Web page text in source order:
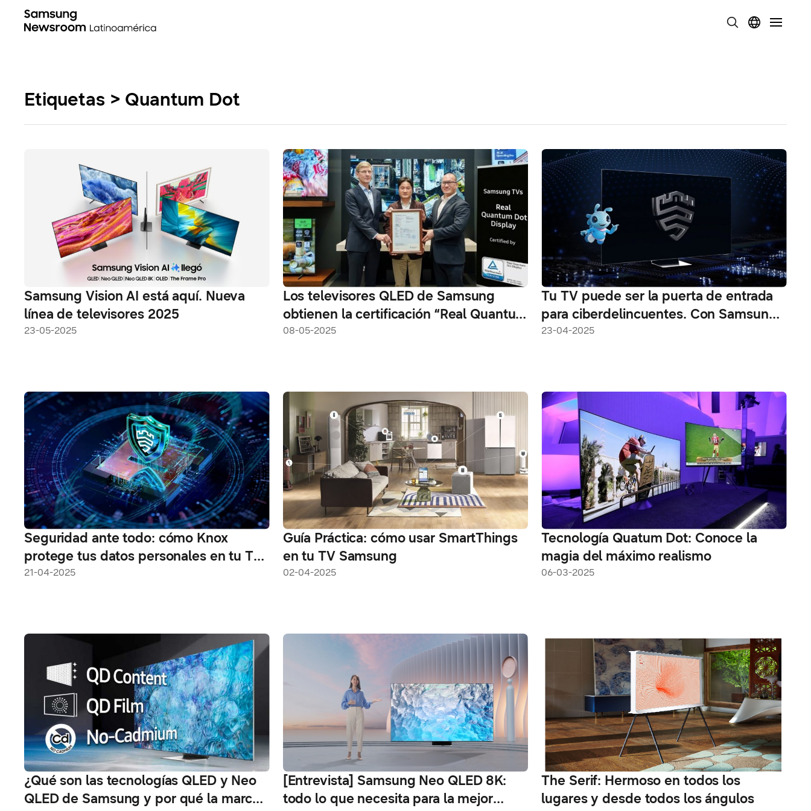
Etiquetas > Quantum Dot
Samsung Vision AI está aquí. Nueva
línea de televisores 2025
23-05-2025
Los televisores QLED de Samsung
obtienen la certificación “Real Quantum
Dot Display” de TÜV Rheinland
08-05-2025
Tu TV puede ser la puerta de entrada
para ciberdelincuentes. Con Samsung
Knox estás protegido
23-04-2025
Seguridad ante todo: cómo Knox
protege tus datos personales en tu TV
Samsung
21-04-2025
Guía Práctica: cómo usar SmartThings
en tu TV Samsung
02-04-2025
Tecnología Quatum Dot: Conoce la
magia del máximo realismo
06-03-2025
¿Qué son las tecnologías QLED y Neo
QLED de Samsung y por qué la marca
[Entrevista] Samsung Neo QLED 8K:
todo lo que necesita para la mejor
The Serif: Hermoso en todos los
lugares y desde todos los ángulos